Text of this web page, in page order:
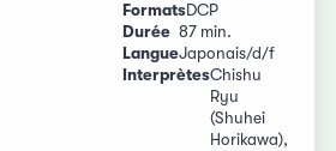
FormatsDCP
Durée 87 min.
LangueJaponais/d/f
InterprètesChishu
Ryu
(Shuhei
Horikawa),